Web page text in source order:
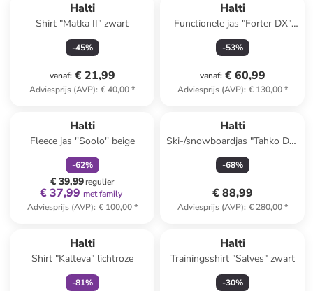
Halti
Shirt "Matka II" zwart
-45%
vanaf: € 21,99
Adviesprijs (AVP): € 40,00*
Halti
Functionele jas "Forter DX"
lichtblauw
-53%
vanaf: € 60,99
Adviesprijs (AVP): € 130,00*
Halti
Fleece jas ''Soolo'' beige
-62%
€ 39,99regulier
€ 37,99 met family
Adviesprijs (AVP): € 100,00*
Halti
Ski-/snowboardjas "Tahko DX"
rood
-68%
€ 88,99
Adviesprijs (AVP): € 280,00*
Halti
Shirt "Kalteva" lichtroze
-81%
Halti
Trainingsshirt "Salves" zwart
-30%